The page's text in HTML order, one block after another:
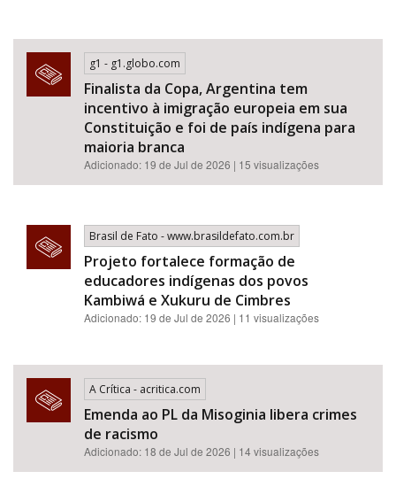
g1 - g1.globo.com
Finalista da Copa, Argentina tem
incentivo à imigração europeia em sua
Constituição e foi de país indígena para
maioria branca
Adicionado: 19 de Jul de 2026 | 15 visualizações
Brasil de Fato - www.brasildefato.com.br
Projeto fortalece formação de
educadores indígenas dos povos
Kambiwá e Xukuru de Cimbres
Adicionado: 19 de Jul de 2026 | 11 visualizações
A Crítica - acritica.com
Emenda ao PL da Misoginia libera crimes
de racismo​​​​​​​​​​​​​​​​​​​​​​​​​​​​​​​​​​​​​​​​​​
Adicionado: 18 de Jul de 2026 | 14 visualizações